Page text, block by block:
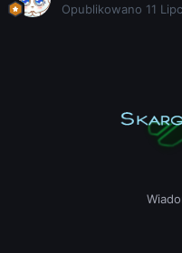
Opublikowano 11